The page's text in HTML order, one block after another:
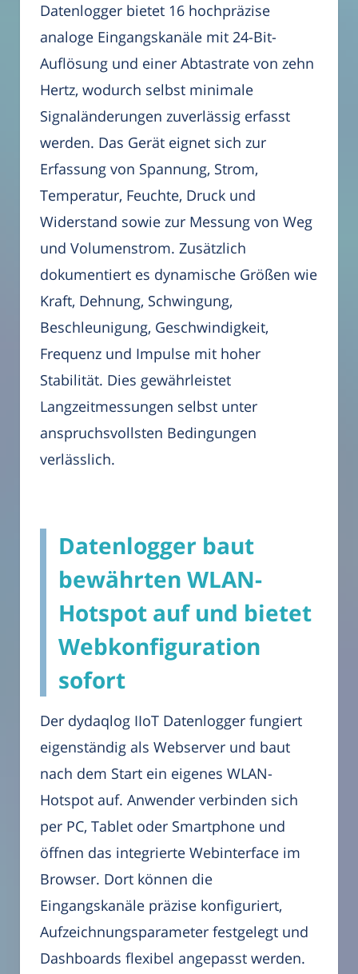
Datenlogger bietet 16 hochpräzise
analoge Eingangskanäle mit 24-Bit-
Auflösung und einer Abtastrate von zehn
Hertz, wodurch selbst minimale
Signaländerungen zuverlässig erfasst
werden. Das Gerät eignet sich zur
Erfassung von Spannung, Strom,
Temperatur, Feuchte, Druck und
Widerstand sowie zur Messung von Weg
und Volumenstrom. Zusätzlich
dokumentiert es dynamische Größen wie
Kraft, Dehnung, Schwingung,
Beschleunigung, Geschwindigkeit,
Frequenz und Impulse mit hoher
Stabilität. Dies gewährleistet
Langzeitmessungen selbst unter
anspruchsvollsten Bedingungen
verlässlich.
Datenlogger baut
bewährten WLAN-
Hotspot auf und bietet
Webkonfiguration
sofort
Der dydaqlog IIoT Datenlogger fungiert
eigenständig als Webserver und baut
nach dem Start ein eigenes WLAN-
Hotspot auf. Anwender verbinden sich
per PC, Tablet oder Smartphone und
öffnen das integrierte Webinterface im
Browser. Dort können die
Eingangskanäle präzise konfiguriert,
Aufzeichnungsparameter festgelegt und
Dashboards flexibel angepasst werden.